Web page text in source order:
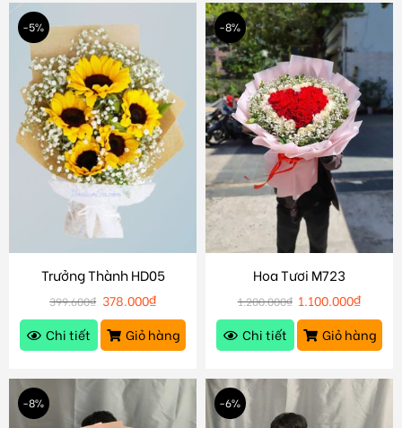
-5%
Trưởng Thành HD05
399.600₫ 378.000₫
Chi tiết
Giỏ hàng
-8%
Hoa Tươi M723
1.200.000₫ 1.100.000₫
Chi tiết
Giỏ hàng
-8% -6%